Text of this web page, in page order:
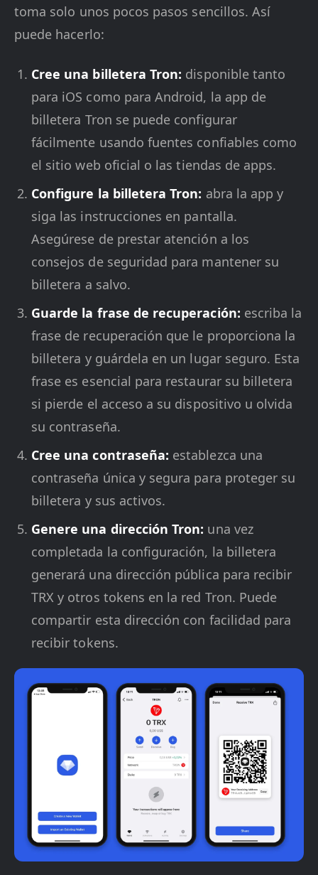
toma solo unos pocos pasos sencillos. Así
puede hacerlo:
Cree una billetera Tron: disponible tanto
para iOS como para Android, la app de
billetera Tron se puede configurar
fácilmente usando fuentes confiables como
el sitio web oficial o las tiendas de apps.
Configure la billetera Tron: abra la app y
siga las instrucciones en pantalla.
Asegúrese de prestar atención a los
consejos de seguridad para mantener su
billetera a salvo.
Guarde la frase de recuperación: escriba la
frase de recuperación que le proporciona la
billetera y guárdela en un lugar seguro. Esta
frase es esencial para restaurar su billetera
si pierde el acceso a su dispositivo u olvida
su contraseña.
Cree una contraseña: establezca una
contraseña única y segura para proteger su
billetera y sus activos.
Genere una dirección Tron: una vez
completada la configuración, la billetera
generará una dirección pública para recibir
TRX y otros tokens en la red Tron. Puede
compartir esta dirección con facilidad para
recibir tokens.